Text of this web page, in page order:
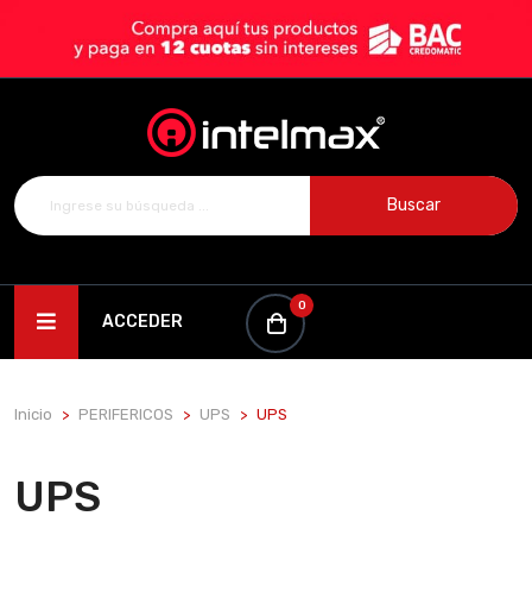
Buscar
ACCEDER
0
Inicio PERIFERICOS UPS UPS
UPS